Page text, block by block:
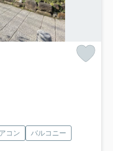
コン
バルコニー